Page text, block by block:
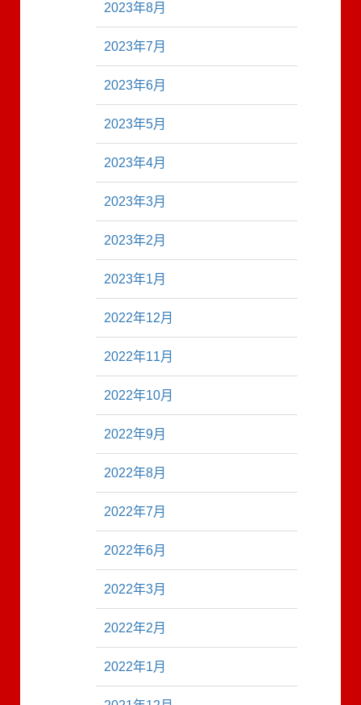
2023年8月
2023年7月
2023年6月
2023年5月
2023年4月
2023年3月
2023年2月
2023年1月
2022年12月
2022年11月
2022年10月
2022年9月
2022年8月
2022年7月
2022年6月
2022年3月
2022年2月
2022年1月